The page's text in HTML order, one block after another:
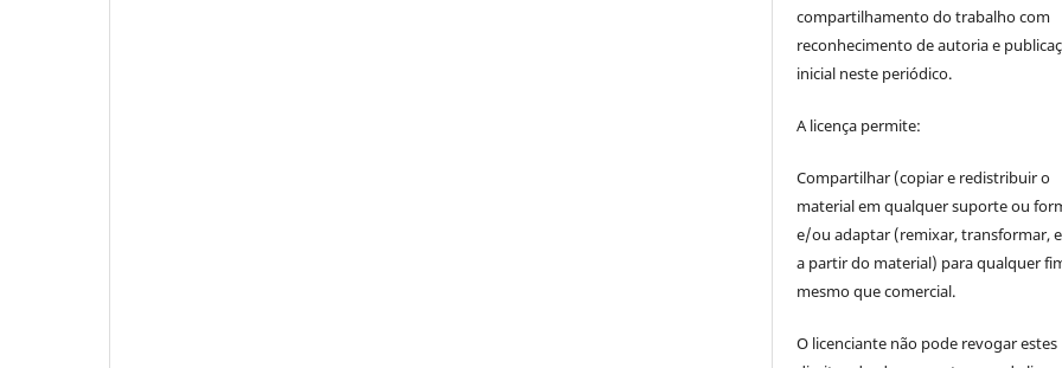
compartilhamento do trabalho com
reconhecimento de autoria e
inicial neste periódico.
A licença permite:
Compartilhar (copiar e redistribuir o
material em qualquer suporte ou
e/ou adaptar (remixar, transformar,
a partir do material) para qualquer
mesmo que comercial.
O licenciante não pode revogar estes